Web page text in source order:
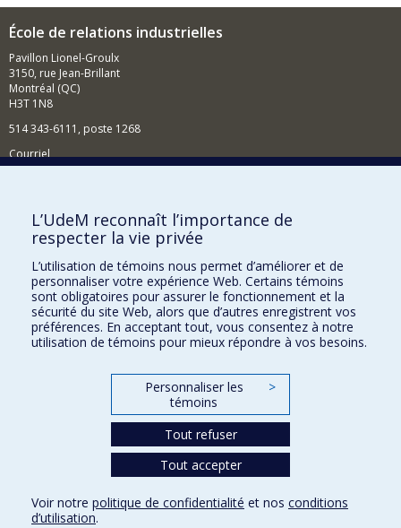
École de relations industrielles
Pavillon Lionel-Groulx
3150, rue Jean-Brillant
Montréal (QC)
H3T 1N8
514 343-6111, poste 1268
Courriel
Comment soutenir l'École?
BESOIN D'AIDE?
Plan du site
Signaler une erreur
Accessibilité
FACULTÉ DES ARTS ET DES SCIENCES
Nos départements et écoles
Conditions d’utilisation
L’UdeM reconnaît l’importance de
respecter la vie privée
L’utilisation de témoins nous permet d’améliorer et de
personnaliser votre expérience Web. Certains témoins
sont obligatoires pour assurer le fonctionnement et la
sécurité du site Web, alors que d’autres enregistrent vos
préférences. En acceptant tout, vous consentez à notre
utilisation de témoins pour mieux répondre à vos besoins.
Personnaliser les
témoins
>
Tout refuser
Tout accepter
Voir notre politique de confidentialité et nos conditions
d’utilisation.